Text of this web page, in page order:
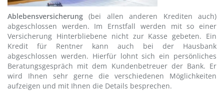
Ablebensversicherung (bei allen anderen Krediten auch)
abgeschlossen werden. Im Ernstfall werden mit so einer
Versicherung Hinterbliebene nicht zur Kasse gebeten. Ein
Kredit für Rentner kann auch bei der Hausbank
abgeschlossen werden. Hierfür lohnt sich ein persönliches
Beratungsgespräch mit dem Kundenbetreuer der Bank. Er
wird Ihnen sehr gerne die verschiedenen Möglichkeiten
aufzeigen und mit Ihnen die Details besprechen.